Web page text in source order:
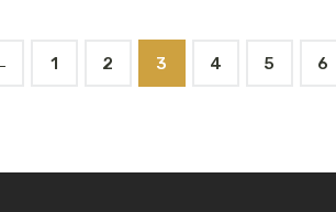
1 2 3 4 5 6